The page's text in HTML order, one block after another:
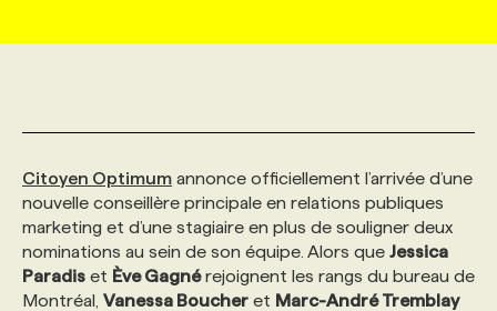
AFFAIRES DE L'INDUSTRIE
INITIATIVES NUMÉRIQUES
PRIX ET DISTINCTIONS
WEB & MÉDIAS SOCIAUX
MARKETING DURABLE
GEO/SEO
INFOLETTRE PUBLICITÉ
ANNONCEZ AVEC NOUS
CONSULTER LA CVTHÈQUE
PROFIL ENTREPRISE
FAQ
VOIR LES OFFRES
PROFIL CANDIDAT
FAQ
ANNONCEZ AVEC NOUS
NOS FORMATIONS EN LIGNE
NOS PARCOURS DE FORMATIONS
FORMATIONS PERSONNALISÉES
CHASSE DE TÊTE
SERVICE DE CHASSE DE TÊTE
NOS TARIFS
Citoyen Optimum annonce officiellement l’arrivée d’une
nouvelle conseillère principale en relations publiques
marketing et d’une stagiaire en plus de souligner deux
nominations au sein de son équipe. Alors que Jessica
Paradis et Ève Gagnérejoignent les rangs du bureau de
Montréal, Vanessa Boucher et Marc-André Tremblay